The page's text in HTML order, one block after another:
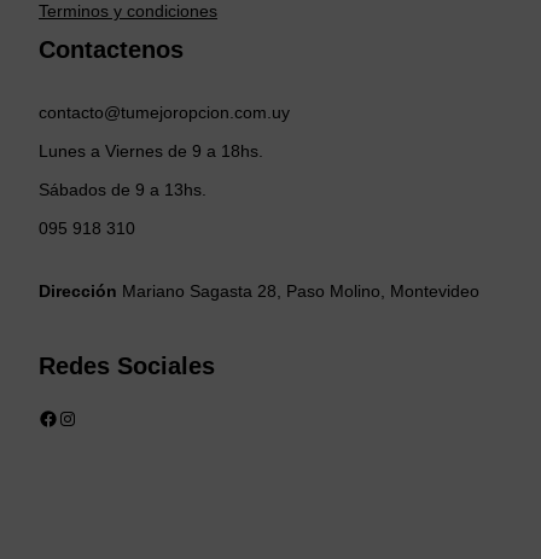
Terminos y condiciones
Contactenos
contacto@tumejoropcion.com.uy
Lunes a Viernes de 9 a 18hs.
Sábados de 9 a 13hs.
095 918 310
Dirección Mariano Sagasta 28, Paso Molino, Montevideo
Redes Sociales
Facebook Instagram